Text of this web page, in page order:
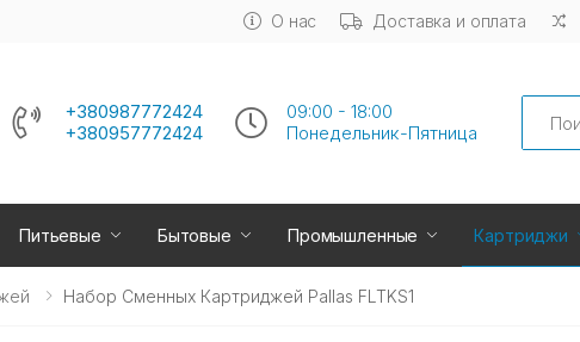
О нас Доставка и оплата
+380987772424
+380957772424
09:00 - 18:00
Понедельник-Пятница
Search
Питьевые Бытовые Промышленные Картриджи
Набор Сменных Картриджей Pallas FLTKS1